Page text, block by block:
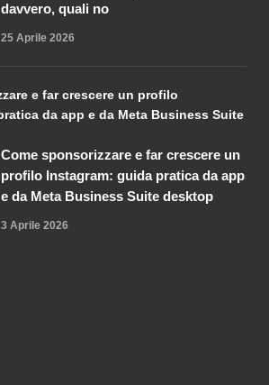
davvero, quali no
25 Aprile 2026
Come sponsorizzare e far crescere un
profilo Instagram: guida pratica da app
e da Meta Business Suite desktop
3 Aprile 2026